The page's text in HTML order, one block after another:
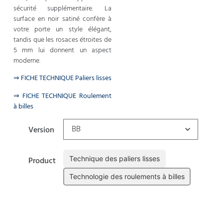
sécurité supplémentaire. La
surface en noir satiné confère à
votre porte un style élégant,
tandis que les rosaces étroites de
5 mm lui donnent un aspect
moderne.
⇒ FICHE TECHNIQUE Paliers lisses
⇒ FICHE TECHNIQUE Roulement
à billes
Version
Product Technique des paliers lisses
Technologie des roulements à billes